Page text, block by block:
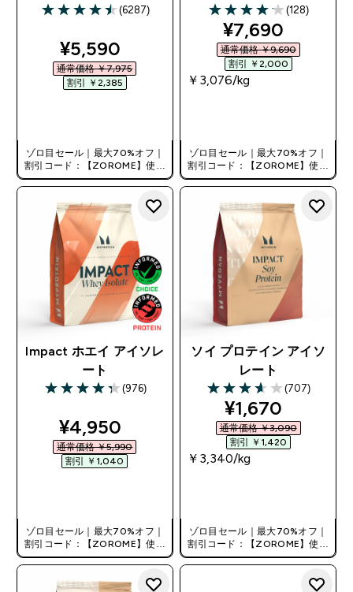
4.48 out of 5 stars
(6287)
discounted price
¥5,590‎
通常価格 ￥7,975‎
割引 ￥2,385‎
ゾロ目セール｜最大70%オフ｜
割引コード：【ZOROME】使用
で追加10%オフ！
4.13 out of 5 stars
(128)
discounted
¥7,690‎
通常価格 ￥9,690‎
割引 ￥2,000‎
￥3,076‎/kg
ゾロ目セール｜最大70%オフ｜
割引コード：【ZOROME】使用
で追加10%オフ！
Impact ホエイ アイソレ
ート
4.31 out of 5 stars
(976)
discounted price
¥4,950‎
通常価格 ￥5,990‎
割引 ￥1,040‎
ゾロ目セール｜最大70%オフ｜
割引コード：【ZOROME】使用
で追加10%オフ！
ソイ プロテイン アイソ
レート
3.63 out of 5 stars
(707)
discounted
¥1,670‎
通常価格 ￥3,090‎
割引 ￥1,420‎
￥3,340‎/kg
ゾロ目セール｜最大70%オフ｜
割引コード：【ZOROME】使用
で追加10%オフ！